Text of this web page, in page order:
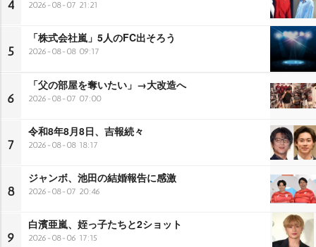
4 2026-08-07 21:21
5
「株式会社嵐」5人のFC出そろう
2026-08-08 09:17
6
「父の部屋を奪いたい」→大改造へ
2026-08-07 07:00
7
令和8年8月8日、吉報続々
2026-08-08 18:17
8
ジャンボ、池田の結婚報告に感激
2026-08-07 20:46
9
白濱亜嵐、姪っ子たちと2ショット
2026-08-06 17:15